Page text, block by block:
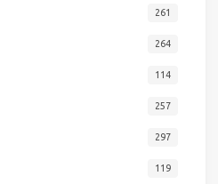
261
264
114
257
297
119